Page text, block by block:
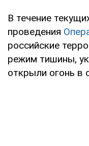
В течение
проведения
российские
режим тишины,
открыли огонь в